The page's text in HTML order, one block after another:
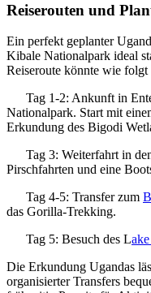
Reiserouten und
Ein perfekt geplanter
Kibale Nationalpark ideal
Reiseroute könnte wie folgt
Tag 1-2: Ankunft in
Nationalpark. Start mit
Erkundung des Bigodi
Tag 3: Weiterfahrt in
Pirschfahrten und eine
Tag 4-5: Transfer zum
das Gorilla-Trekking.
Tag 5: Besuch des L
Die Erkundung Ugandas
organisierter Transfers